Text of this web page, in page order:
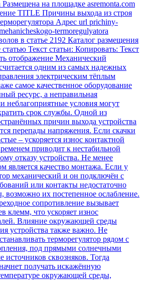
Размещена на площадке asremonta.com
TITLE Причины выхода из строя
Адрес url prichiny-
termoregulyatora
в статье 2192 Каталог размещения
Текст статьи: Копировать: Текст
отображение Механический
одним из самых надежных
электрическим тёплым
самое качественное оборудование
ресурс, а неправильная
неблагоприятные условия могут
срок службы. Одной из
причин выхода устройства
перепады напряжения. Если скачки
– ускоряется износ контактной
приводит к нестабильной
отказу устройства. Не менее
является качество монтажа. Если у
механический и он подключён с
или контакты недостаточно
возможно их постепенное ослабление.
сопротивление вызывает
клемм, что ускоряет износ
Влияние окружающей среды
устройства также важно. Не
терморегулятор рядом с
под прямыми солнечными
источников сквозняков. Тогда
получать искажённую
окружающей среды,